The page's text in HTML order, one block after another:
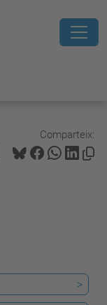
Comparteix:
>